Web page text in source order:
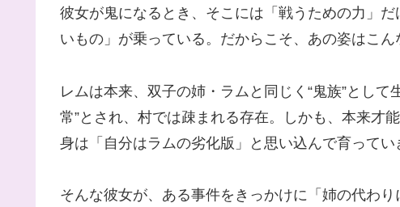
彼女が鬼になるとき、そこには「戦うための力」
いもの」が乗っている。だからこそ、あの姿はこん
レムは本来、双子の姉・ラムと同じく“鬼族”とし
常”とされ、村では疎まれる存在。しかも、本来才
身は「自分はラムの劣化版」と思い込んで育ってい
そんな彼女が、ある事件をきっかけに「姉の代わ